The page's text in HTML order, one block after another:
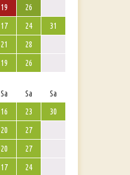
19
26
17 24
31
21
28
19 26
Sa Sa
Sa
16 23
30
20
27
20
27
17
24